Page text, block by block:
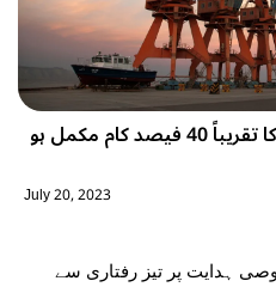
گوادر پورٹ پر پر ڈی سیلٹنگ کا تقریباً 40 فیصد کام مکمل ہو
July 20, 2023
ہدایت پر تیز رفتاری سے